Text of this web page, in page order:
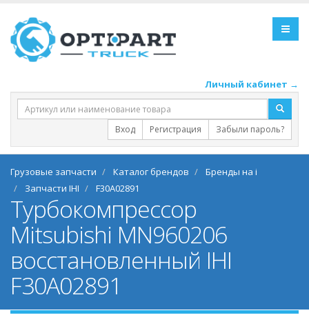
Личный кабинет →
Вход Регистрация Забыли пароль?
Грузовые запчасти Каталог брендов
Бренды на i
Запчасти IHI
F30A02891
Турбокомпрессор
Mitsubishi MN960206
восстановленный IHI
F30A02891